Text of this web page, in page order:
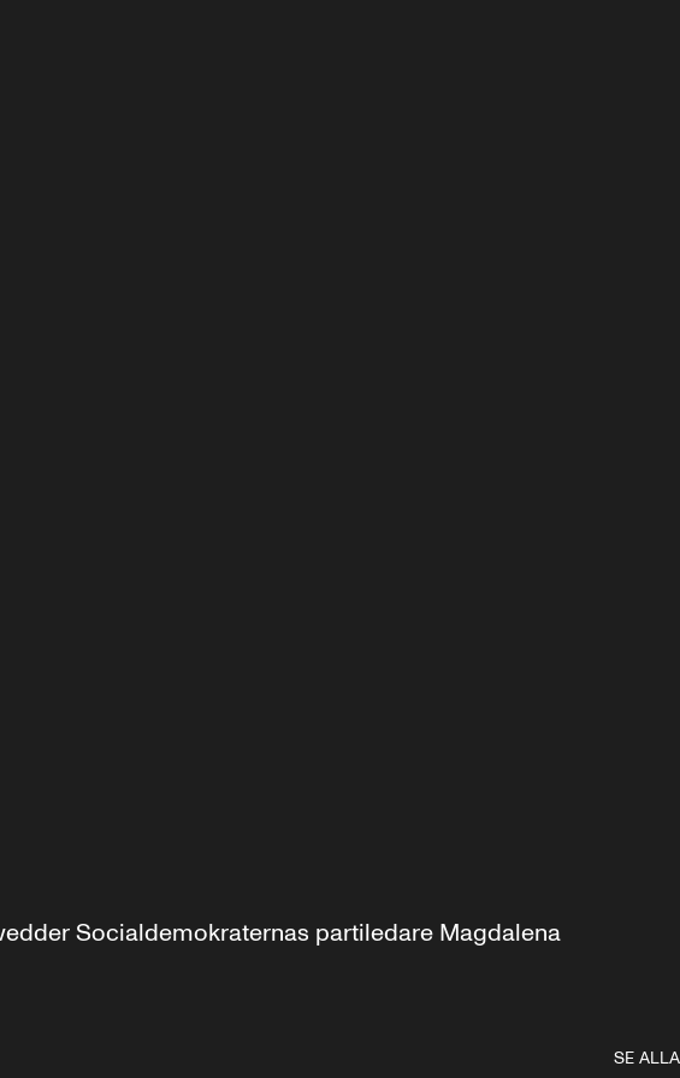
Socialdemokraternas partiledare Magdalena
SE ALLA